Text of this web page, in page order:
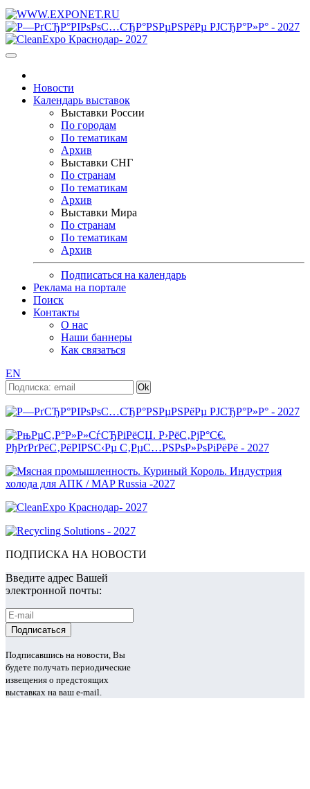
Новости
Календарь выставок
Выставки России
По городам
По тематикам
Архив
Выставки СНГ
По странам
По тематикам
Архив
Выставки Мира
По странам
По тематикам
Архив
Подписаться на календарь
Реклама на портале
Поиск
Контакты
О нас
Наши баннеры
Как связаться
EN
ПОДПИСКА НА НОВОСТИ
Введите адрес Вашей
электронной почты:
Подписавшись на новости, Вы
будете получать периодические
извещения о предстоящих
выставках на ваш e-mail.